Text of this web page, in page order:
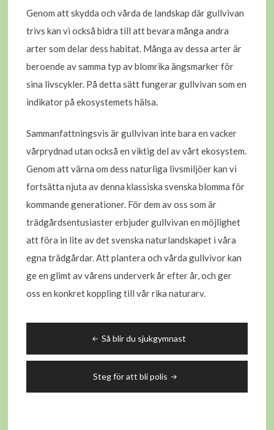
Genom att skydda och vårda de landskap där gullvivan
trivs kan vi också bidra till att bevara många andra
arter som delar dess habitat. Många av dessa arter är
beroende av samma typ av blomrika ängsmarker för
sina livscykler. På detta sätt fungerar gullvivan som en
indikator på ekosystemets hälsa.
Sammanfattningsvis är gullvivan inte bara en vacker
vårprydnad utan också en viktig del av vårt ekosystem.
Genom att värna om dess naturliga livsmiljöer kan vi
fortsätta njuta av denna klassiska svenska blomma för
kommande generationer. För dem av oss som är
trädgårdsentusiaster erbjuder gullvivan en möjlighet
att föra in lite av det svenska naturlandskapet i våra
egna trädgårdar. Att plantera och vårda gullvivor kan
ge en glimt av vårens underverk år efter år, och ger
oss en konkret koppling till vår rika naturarv.
Så blir du sjukgymnast
Steg för att bli polis